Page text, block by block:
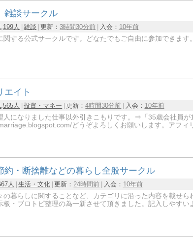
雑談サークル
人 雑談 更新： 3時間30分前 入会： 10年前
関する公式サークルです。どなたでもご自由に参加できます。
エイト
人 投資・マネー 更新：4時間30分前 入会： 10年前
人になりました仕事以外引きこもりです。⇒「35歳会社員が
どうぞよろしくお願いします。アフィ
約・断捨離などの暮らし全般サークル
人 生活・文化 更新：24時間前 入会： 10年前
の暮らしに関することなど、カテゴリに沿った内容を載せ
板・ブロトピ整理の為一新させて頂きました。記入しやす